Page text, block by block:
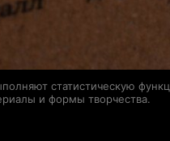
статистическую
и формы творчества.